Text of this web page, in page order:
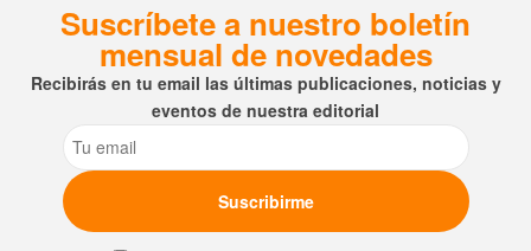
Suscríbete a nuestro boletín
mensual de novedades
Recibirás en tu email las últimas publicaciones, noticias y
eventos de nuestra editorial
Email